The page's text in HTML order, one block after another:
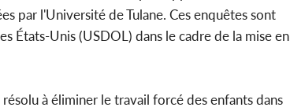
par l'Université de Tulane. Ces enquêtes sont
États-Unis (USDOL) dans le cadre de la mise en
à éliminer le travail forcé des enfants dans